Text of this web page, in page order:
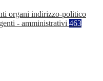
organi indirizzo-politico
- amministrativi 463